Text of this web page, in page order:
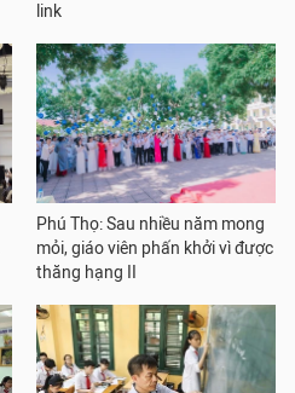
link
Phú Thọ: Sau nhiều năm mong
mỏi, giáo viên phấn khởi vì được
thăng hạng II